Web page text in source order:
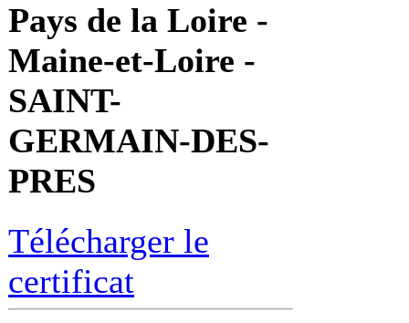
Pays de la Loire -
Maine-et-Loire -
SAINT-
GERMAIN-DES-
PRES
Télécharger le
certificat